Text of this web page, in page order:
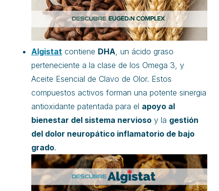
Algistat contiene DHA , un ácido graso
perteneciente a la clase de los Omega 3, y
Aceite Esencial de Clavo de Olor. Estos
compuestos activos forman una potente sinergia
antioxidante patentada para el apoyo al
bienestar del sistema nervioso y la gestión
del dolor neuropático inflamatorio de bajo
grado.